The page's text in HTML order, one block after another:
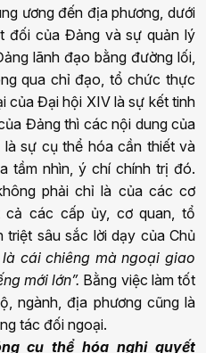
ương đến địa phương, dưới
đối của Đảng và sự quản lý
lãnh đạo bằng đường lối,
qua chỉ đạo, tổ chức thực
của Đại hội XIV là sự kết tinh
Đảng thì các nội dung của
là sự cụ thể hóa cần thiết và
tầm nhìn, ý chí chính trị đó.
phải chỉ là của các cơ
các cấp ủy, cơ quan, tổ
triệt sâu sắc lời dạy của Chủ
là cái chiêng mà ngoại giao
mới lớn”. Bằng việc làm tốt
ngành, địa phương cũng là
tác đối ngoại.
cụ thể hóanghị quyết